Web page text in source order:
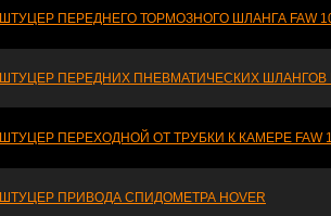
ШТУЦЕР ПЕРЕДНЕГО ТОРМОЗНОГО ШЛАНГА FAW
ШТУЦЕР ПЕРЕДНИХ ПНЕВМАТИЧЕСКИХ ШЛАНГОВ
ШТУЦЕР ПЕРЕХОДНОЙ ОТ ТРУБКИ К КАМЕРЕ FAW
ШТУЦЕР ПРИВОДА СПИДОМЕТРА HOVER